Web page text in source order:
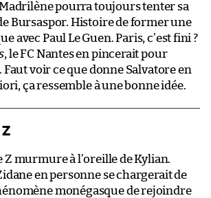
pourra toujours tenter sa
Bursaspor. Histoire de former une
avec Paul Le Guen. Paris, c’est fini ?
, le FC Nantes en pincerait pour
voir ce que donne Salvatore en
ça ressemble à une bonne idée.
Z murmure à l’oreille de Kylian.
en personne se chargerait de
monégasque de rejoindre